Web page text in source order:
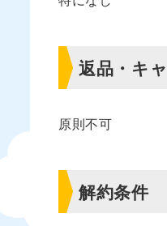
返品・キ
原則不可
解約条件